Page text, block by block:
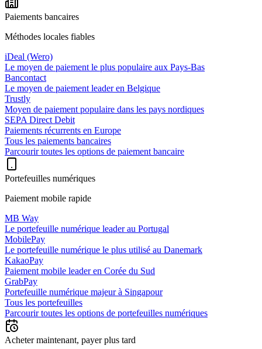
Paiements bancaires
Méthodes locales fiables
iDeal (Wero)
Le moyen de paiement le plus populaire aux Pays-Bas
Bancontact
Le moyen de paiement leader en Belgique
Trustly
Moyen de paiement populaire dans les pays nordiques
SEPA Direct Debit
Paiements récurrents en Europe
Tous les paiements bancaires
Parcourir toutes les options de paiement bancaire
Portefeuilles numériques
Paiement mobile rapide
MB Way
Le portefeuille numérique leader au Portugal
MobilePay
Le portefeuille numérique le plus utilisé au Danemark
KakaoPay
Paiement mobile leader en Corée du Sud
GrabPay
Portefeuille numérique majeur à Singapour
Tous les portefeuilles
Parcourir toutes les options de portefeuilles numériques
Acheter maintenant, payer plus tard